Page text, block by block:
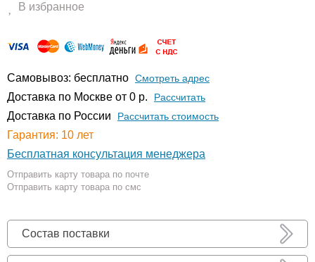
В избранное
Самовывоз: бесплатно Смотреть адрес
Доставка по Москве от 0 р. Расcчитать
Доставка по России Рассчитать стоимость
Гарантия: 10 лет
Бесплатная консультация менеджера
Отправить карту товара по почте
Отправить карту товара по смс
Состав поставки